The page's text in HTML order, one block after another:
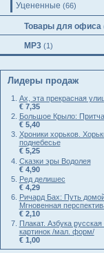
Уцененные (66)
Товары для офиса
MP3 (1)
Лидеры продаж
Ах, эта прекрасная
€ 7,35
Большое Крыло: Притча
€ 5,40
Хроники хорьков.
поднебесье
€ 5,25
Сказки эры Водолея
€ 4,90
Ред делишес
€ 4,29
Ричард Бах: Путь
Мгновенная
€ 2,10
Плакат. Азбука русская
картинок /мал. форм/
€ 1,00